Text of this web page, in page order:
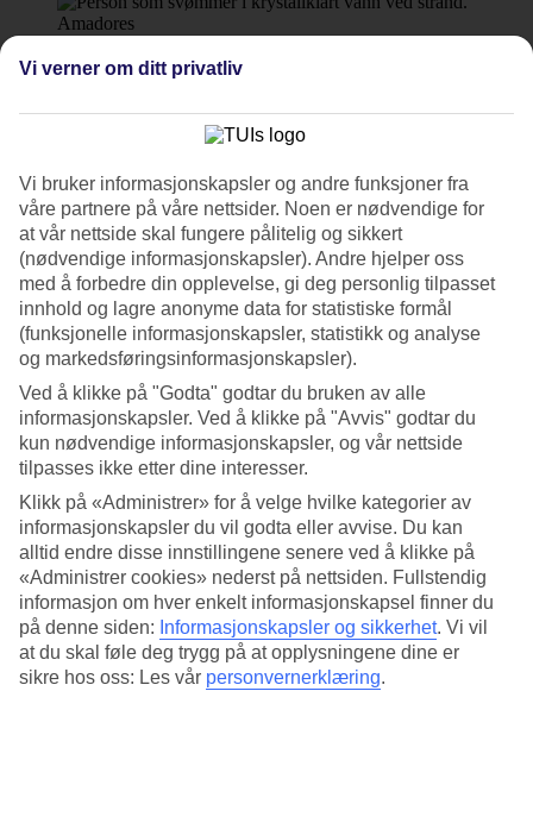
Amadores
8/21
10/21
Las Palmas
11/21
Las Palmas
12/21
Maspalomas
13/21
14/21
Vi verner om ditt privatliv
Vi bruker informasjonskapsler og andre funksjoner fra
våre partnere på våre nettsider. Noen er nødvendige for
at vår nettside skal fungere pålitelig og sikkert
(nødvendige informasjonskapsler). Andre hjelper oss
med å forbedre din opplevelse, gi deg personlig tilpasset
innhold og lagre anonyme data for statistiske formål
(funksjonelle informasjonskapsler, statistikk og analyse
og markedsføringsinformasjonskapsler).
Ved å klikke på "Godta" godtar du bruken av alle
informasjonskapsler. Ved å klikke på "Avvis" godtar du
kun nødvendige informasjonskapsler, og vår nettside
tilpasses ikke etter dine interesser.
Klikk på «Administrer» for å velge hvilke kategorier av
informasjonskapsler du vil godta eller avvise. Du kan
alltid endre disse innstillingene senere ved å klikke på
«Administrer cookies» nederst på nettsiden. Fullstendig
informasjon om hver enkelt informasjonskapsel finner du
på denne siden: Informasjonskapsler og sikkerhet. Vi vil
at du skal føle deg trygg på at opplysningene dine er
sikre hos oss: Les vår personvernerklæring.